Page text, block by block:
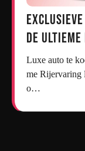
de
Luxe auto te koop Luxe Auto’s te Koop: Ervaar de Ultie
me Rijervaring
o…